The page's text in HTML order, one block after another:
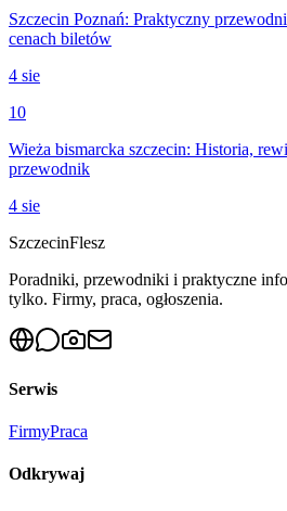
Szczecin Poznań: Praktyczny
cenach biletów
4 sie
10
Wieża bismarcka szczecin: Historia,
przewodnik
4 sie
SzczecinFlesz
Poradniki, przewodniki i praktyczne
tylko. Firmy, praca, ogłoszenia.
Serwis
FirmyPraca
Odkrywaj